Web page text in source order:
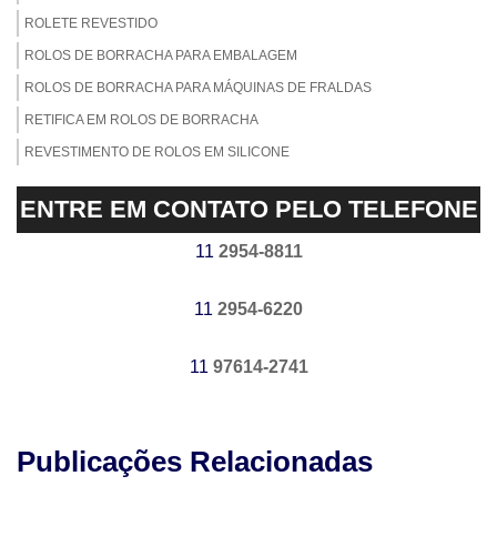
ROLETE REVESTIDO
ROLOS DE BORRACHA PARA EMBALAGEM
ROLOS DE BORRACHA PARA MÁQUINAS DE FRALDAS
RETIFICA EM ROLOS DE BORRACHA
REVESTIMENTO DE ROLOS EM SILICONE
REVESTIMENTO DE ROLOS EM NITRÍLICA
REVESTIMENTO DE ROLOS EM EPDM
REVESTIMENTO DE ROLOS EM BORRACHA NATURAL
EMPRESA DE REVESTIMENTO DE CILINDROS
REVESTIMENTO DE CILINDROS EM SBR
ENTRE EM CONTATO PELO TELEFONE
11 2954-8811
11 2954-6220
11 97614-2741
Publicações Relacionadas